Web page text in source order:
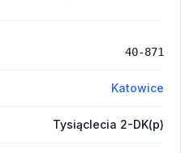
40-871
Katowice
Tysiąclecia 2-DK(p)